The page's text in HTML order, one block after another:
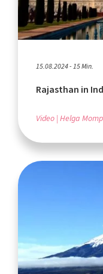
15.08.2024 - 15 Min.
Rajasthan in
Video Helga